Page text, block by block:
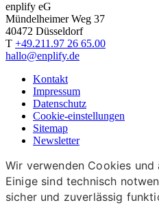
enplify eG
Mündelheimer Weg 37
40472 Düsseldorf
T +49.211.97 26 65.00
hallo@enplify.de
Kontakt
Impressum
Datenschutz
Cookie-einstellungen
Sitemap
Newsletter
Wir verwenden Cookies und
Einige sind technisch
sicher und zuverlässig